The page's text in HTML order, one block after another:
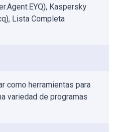
Kaspersky
Lista Completa
como herramientas para
variedad de programas